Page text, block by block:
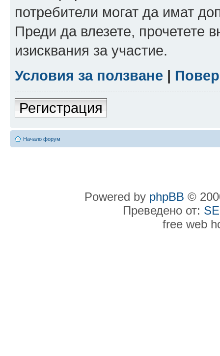
потребители могат да имат
Преди да влезете, прочетете
изисквания за участие.
Условия за ползване |
Регистрация
Начало форум
Powered by phpBB ©
Преведено от:
free web